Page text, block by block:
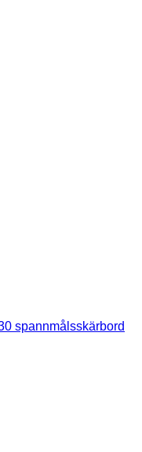
spannmålsskärbord